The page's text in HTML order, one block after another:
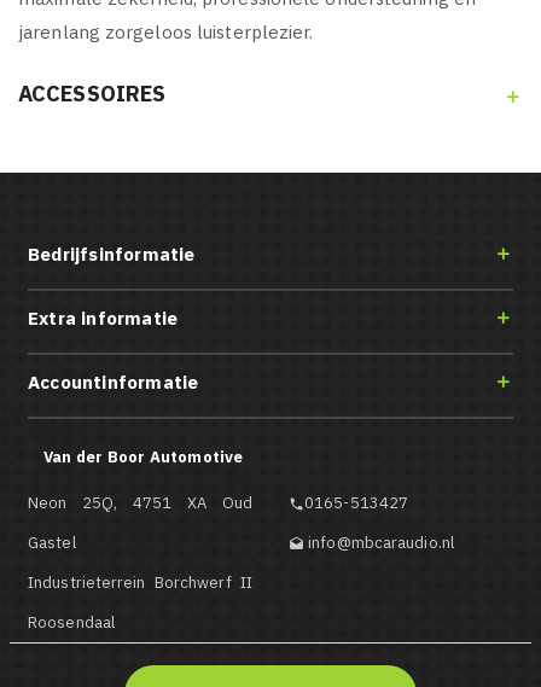
jarenlang zorgeloos luisterplezier.
ACCESSOIRES 
Bedrijfsinformatie 
Extra informatie 
Accountinformatie 
Van der Boor Automotive
Neon 25Q, 4751 XA Oud
Gastel
Industrieterrein Borchwerf II
Roosendaal
0165-513427
 info@mbcaraudio.nl